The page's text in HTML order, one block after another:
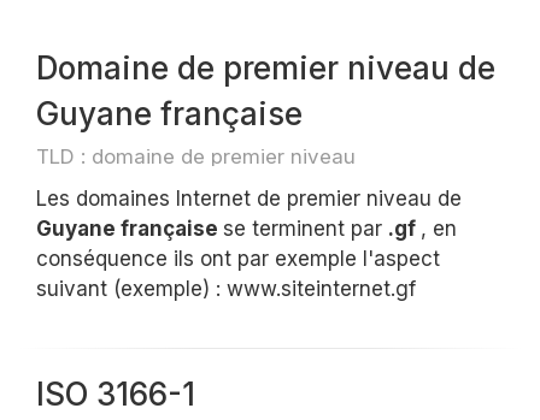
Domaine de premier niveau de
Guyane française
TLD : domaine de premier niveau
Les domaines Internet de premier niveau de
Guyane française se terminent par .gf , en
conséquence ils ont par exemple l'aspect
suivant (exemple) : www.siteinternet.gf
ISO 3166-1